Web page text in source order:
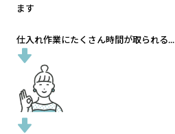
ます
仕入れ作業にたくさん時間が取られる...